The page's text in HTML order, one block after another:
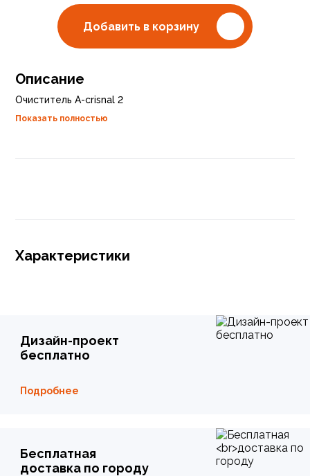
Добавить в корзину
Описание
Очиститель A-crisnal 2
Показать полностью
Характеристики
Дизайн-проект
бесплатно
Подробнее
Бесплатная
доставка по городу